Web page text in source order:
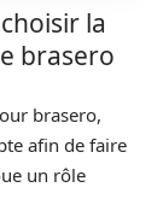
la
brasero
brasero,
afin de faire
un rôle